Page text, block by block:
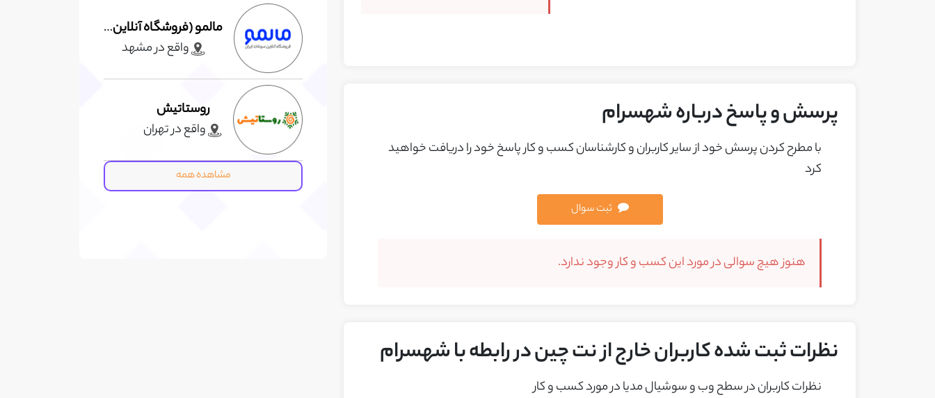
پرسش و پاسخ درباره شهسرام
با مطرح کردن پرسش خود از ساير کاربران و کارشناسان کسب و کار پاسخ خود را دريافت خواهيد
کرد
ثبت سوال
هنوز هیچ سوالی در مورد این کسب و کار وجود ندارد.
نظرات ثبت شده کاربران خارج از نت چین در رابطه با شهسرام
نظرات کاربران در سطح وب و سوشیال مدیا در مورد کسب و کار
مالمو (فروشگاه آنلاین سوغات ایران)
واقع در مشهد
روستاتیش
واقع در تهران
مشاهده همه